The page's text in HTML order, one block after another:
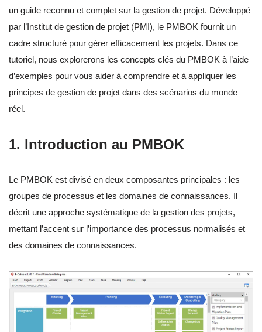
un guide reconnu et complet sur la gestion de projet. Développé
par l’Institut de gestion de projet (PMI), le PMBOK fournit un
cadre structuré pour gérer efficacement les projets. Dans ce
tutoriel, nous explorerons les concepts clés du PMBOK à l’aide
d’exemples pour vous aider à comprendre et à appliquer les
principes de gestion de projet dans des scénarios du monde
réel.
1. Introduction au PMBOK
Le PMBOK est divisé en deux composantes principales : les
groupes de processus et les domaines de connaissances. Il
décrit une approche systématique de la gestion des projets,
mettant l’accent sur l’importance des processus normalisés et
des domaines de connaissances.